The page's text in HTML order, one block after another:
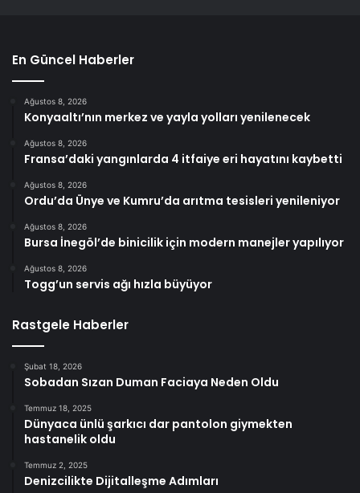
En Güncel Haberler
Ağustos 8, 2026
Konyaaltı’nın merkez ve yayla yolları yenilenecek
Ağustos 8, 2026
Fransa’daki yangınlarda 4 itfaiye eri hayatını kaybetti
Ağustos 8, 2026
Ordu’da Ünye ve Kumru’da arıtma tesisleri yenileniyor
Ağustos 8, 2026
Bursa İnegöl’de binicilik için modern manejler yapılıyor
Ağustos 8, 2026
Togg’un servis ağı hızla büyüyor
Rastgele Haberler
Şubat 18, 2026
Sobadan Sızan Duman Faciaya Neden Oldu
Temmuz 18, 2025
Dünyaca ünlü şarkıcı dar pantolon giymekten
hastanelik oldu
Temmuz 2, 2025
Denizcilikte Dijitalleşme Adımları